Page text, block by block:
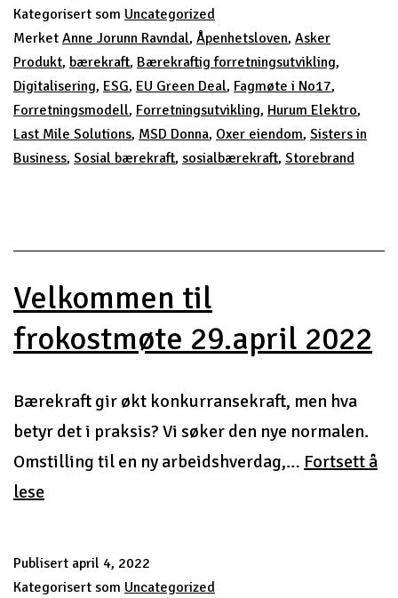
Kategorisert som Uncategorized
Merket Anne Jorunn Ravndal, Åpenhetsloven, Asker
Produkt, bærekraft, Bærekraftig forretningsutvikling,
Digitalisering, ESG, EU Green Deal, Fagmøte i No17,
Forretningsmodell, Forretningsutvikling, Hurum Elektro,
Last Mile Solutions, MSD Donna, Oxer eiendom, Sisters in
Business, Sosial bærekraft, sosialbærekraft, Storebrand
Velkommen til
frokostmøte 29.april 2022
Bærekraft gir økt konkurransekraft, men hva
betyr det i praksis? Vi søker den nye normalen.
Omstilling til en ny arbeidshverdag,… Fortsett å
leseVelkommen
frokostmøte
29.april
Publisert april 4, 2022
Kategorisert som Uncategorized